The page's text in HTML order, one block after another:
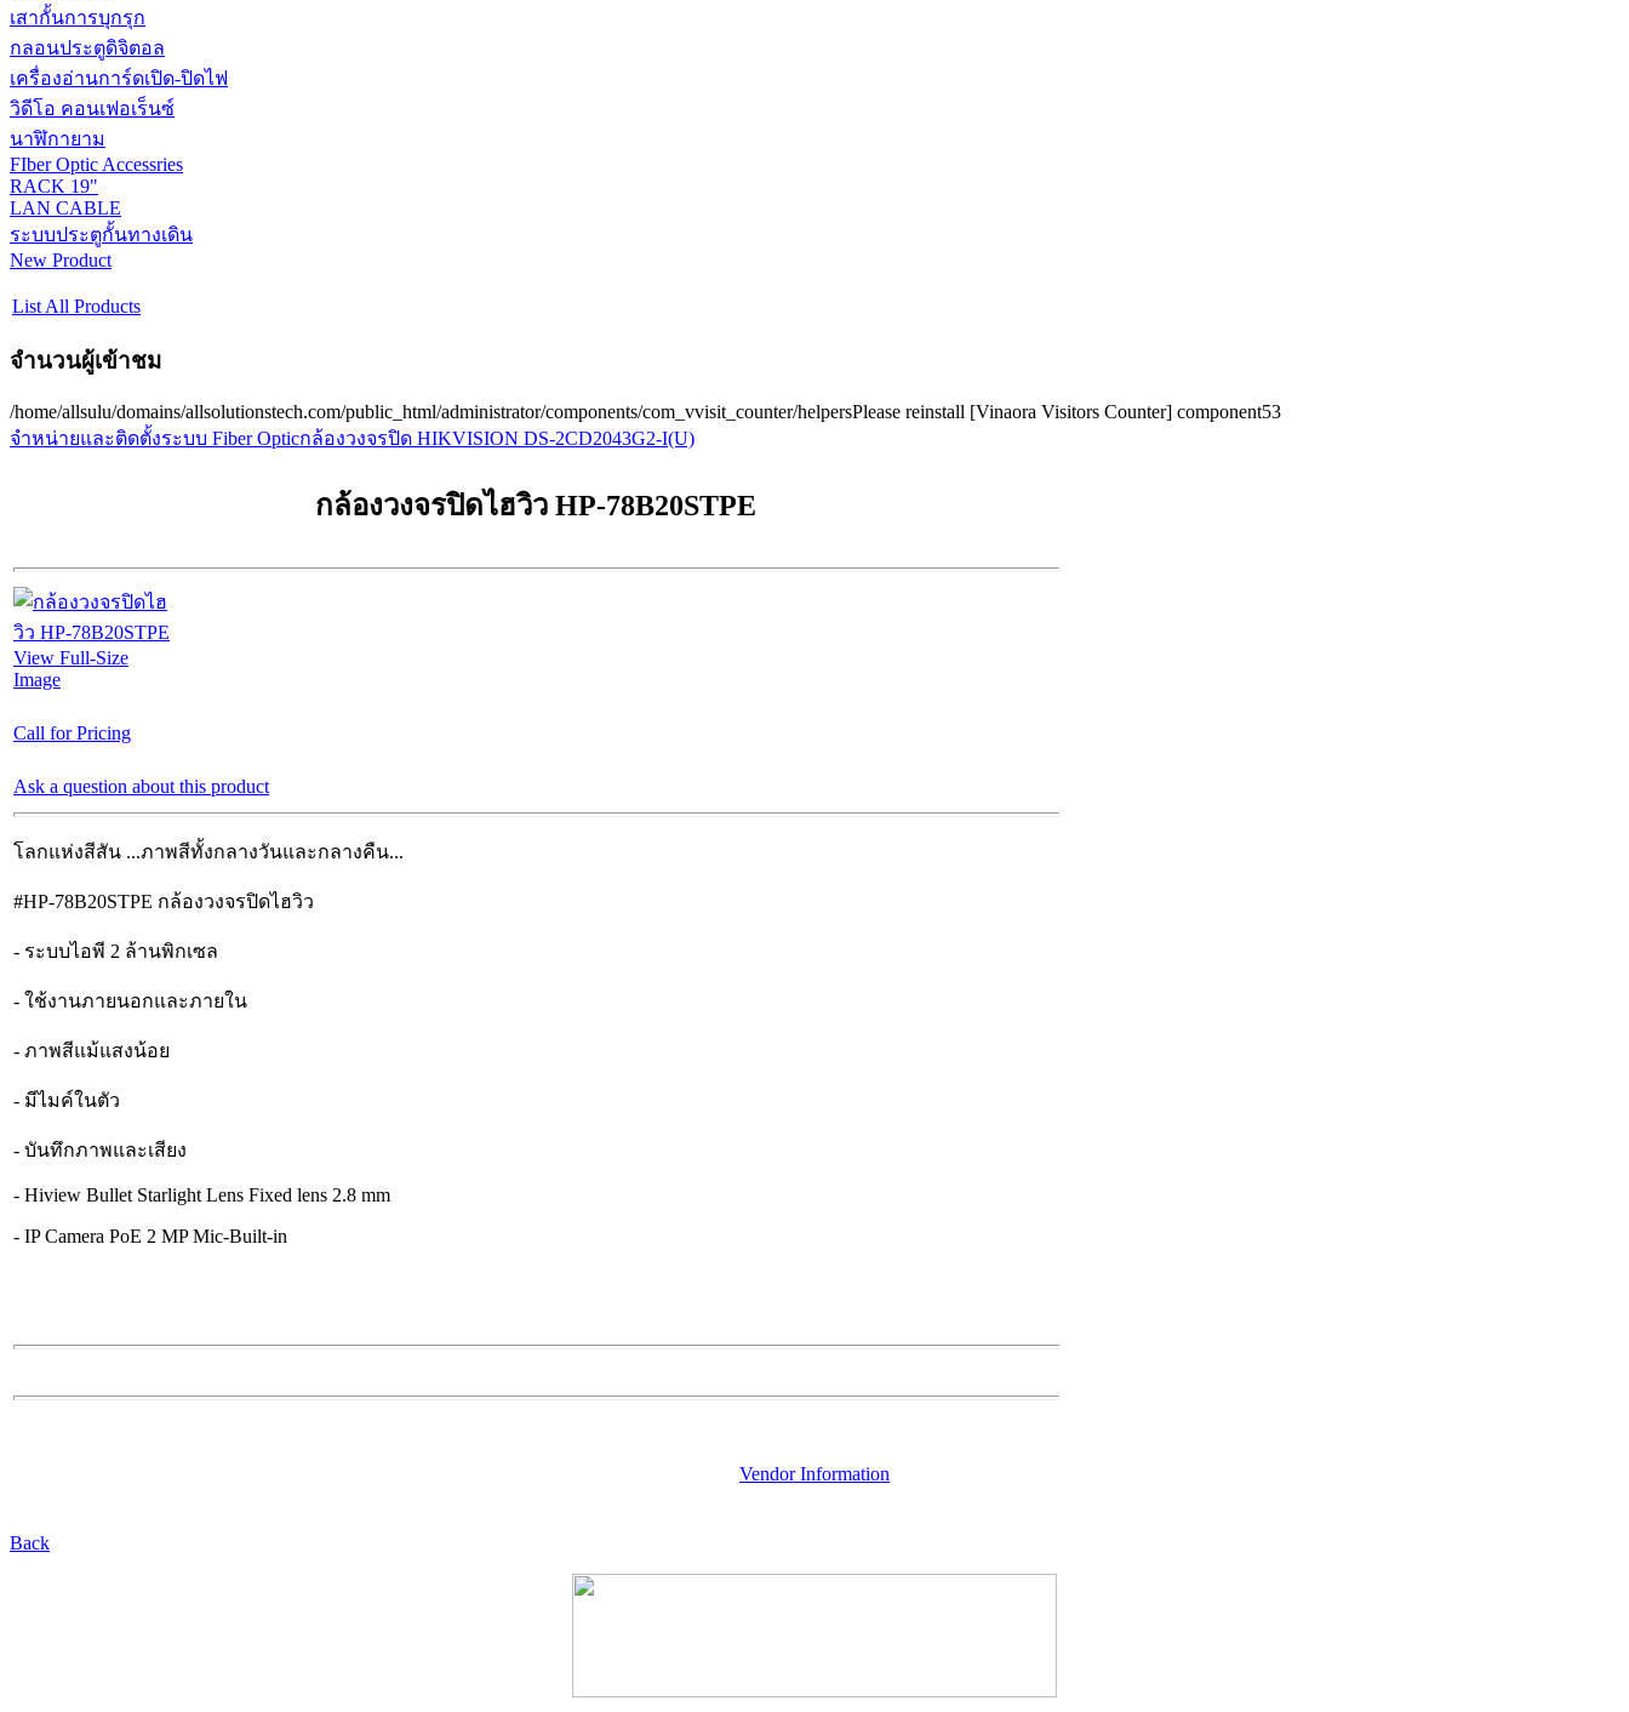
เสากั้นการบุกรุก
กลอนประตูดิจิตอล
เครื่องอ่านการ์ดเปิด-ปิดไฟ
วิดีโอ คอนเฟอเร็นซ์
นาฬิกายาม
FIber Optic Accessries
RACK 19"
LAN CABLE
ระบบประตูกั้นทางเดิน
New Product
List All Products
จำนวนผู้เข้าชม
/home/allsulu/domains/allsolutionstech.com/public_html/administrator/components/com_vvisit_counter/helpersPlease reinstall [Vinaora Visitors Counter] component53
จำหน่ายและติดตั้งระบบ Fiber Opticกล้องวงจรปิด HIKVISION DS-2CD2043G2-I(U)
กล้องวงจรปิดไฮวิว HP-78B20STPE
View Full-Size
Image
Call for Pricing
Ask a question about this product
โลกแห่งสีสัน ...ภาพสีทั้งกลางวันและกลางคืน...
#HP-78B20STPE กล้องวงจรปิดไฮวิว
- ระบบไอพี 2 ล้านพิกเซล
- ใช้งานภายนอกและภายใน
- ภาพสีแม้แสงน้อย
- มีไมค์ในตัว
- บันทึกภาพและเสียง
- Hiview Bullet Starlight Lens Fixed lens 2.8 mm
- IP Camera PoE 2 MP Mic-Built-in
Vendor Information
Back